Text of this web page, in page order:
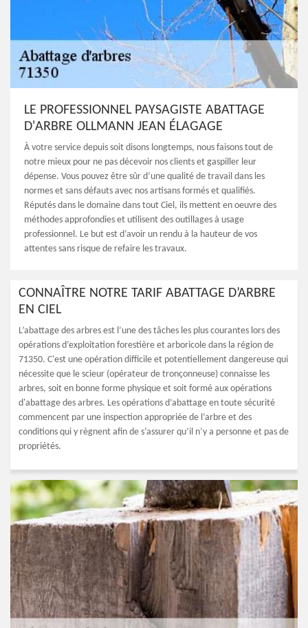
LE PROFESSIONNEL PAYSAGISTE ABATTAGE
D'ARBRE OLLMANN JEAN ÉLAGAGE
À votre service depuis soit disons longtemps, nous faisons tout de
notre mieux pour ne pas décevoir nos clients et gaspiller leur
dépense. Vous pouvez être sûr d’une qualité de travail dans les
normes et sans défauts avec nos artisans formés et qualifiés.
Réputés dans le domaine dans tout Ciel, ils mettent en oeuvre des
méthodes approfondies et utilisent des outillages à usage
professionnel. Le but est d’avoir un rendu à la hauteur de vos
attentes sans risque de refaire les travaux.
CONNAÎTRE NOTRE TARIF ABATTAGE D’ARBRE
EN CIEL
L’abattage des arbres est l’une des tâches les plus courantes lors des
opérations d’exploitation forestière et arboricole dans la région de
71350. C'est une opération difficile et potentiellement dangereuse qui
nécessite que le scieur (opérateur de tronçonneuse) connaisse les
arbres, soit en bonne forme physique et soit formé aux opérations
d'abattage des arbres. Les opérations d’abattage en toute sécurité
commencent par une inspection appropriée de l’arbre et des
conditions qui y règnent afin de s’assurer qu’il n’y a personne et pas de
propriétés.